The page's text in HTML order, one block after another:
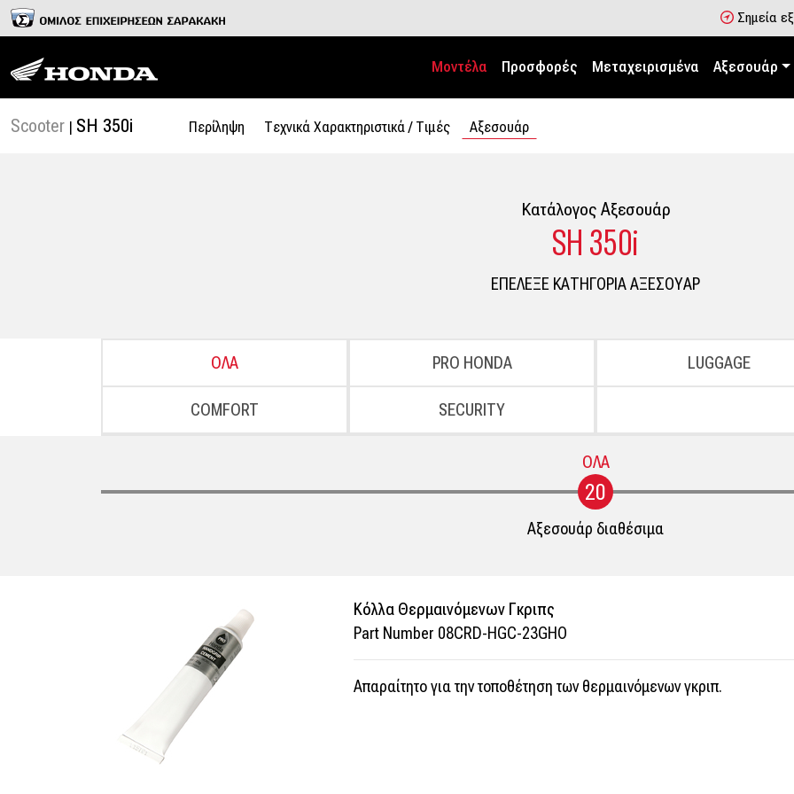
Σημεία
Μοντέλα Προσφορές Μεταχειρισμένα Αξεσουάρ
Scooter | SH 350i Περίληψη Tεχνικά Χαρακτηριστικά / Tιμές Αξεσουάρ
Κατάλογος Aξεσουάρ
SH 350i
ΕΠΕΛΕΞΕ ΚΑΤΗΓΟΡΙΑ ΑΞΕΣΟΥΑΡ
ΟΛΑ PRO HONDA LUGGAGE
COMFORT SECURITY
ΟΛΑ
20
Αξεσουάρ διαθέσιμα
Κόλλα Θερμαινόμενων Γκριπς
Part Number 08CRD-HGC-23GHO
Απαραίτητο για την τοποθέτηση των θερμαινόμενων γκριπ.